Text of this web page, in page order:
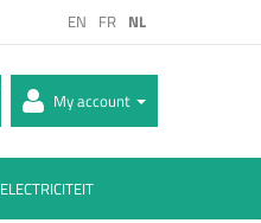
EN FR NL
My account
ELECTRICITEIT